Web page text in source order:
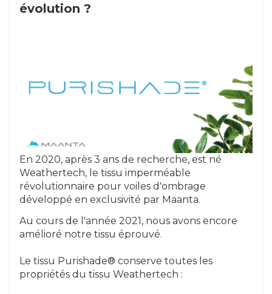
évolution ?
En 2020, après 3 ans de recherche, est né
Weathertech, le tissu imperméable
révolutionnaire pour voiles d'ombrage
développé en exclusivité par Maanta.
Au cours de l'année 2021, nous avons encore
amélioré notre tissu éprouvé.
Le tissu Purishade® conserve toutes les
propriétés du tissu Weathertech :